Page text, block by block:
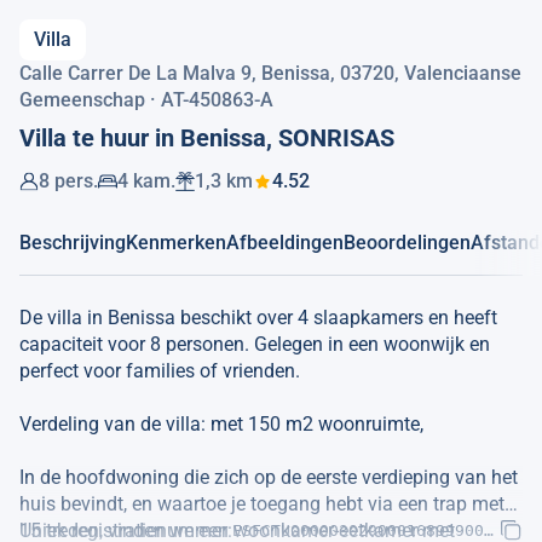
Villa
Calle Carrer De La Malva 9, Benissa, 03720, Valenciaanse
Gemeenschap · AT-450863-A
Villa te huur in Benissa, SONRISAS
8 pers. 4 kam. 1,3 km 4.52
Beschrijving KenmerkenAfbeeldingen Beoordelingen
De villa in Benissa beschikt over 4 slaapkamers en heeft
capaciteit voor 8 personen. Gelegen in een woonwijk en
perfect voor families of vrienden.
Verdeling van de villa: met 150 m2 woonruimte,
In de hoofdwoning die zich op de eerste verdieping van het
huis bevindt, en waartoe je toegang hebt via een trap met
15 treden, vinden we een woonkamer-eetkamer met
Uniek registratienummer: